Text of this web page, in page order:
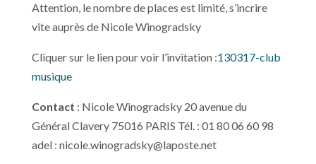
Attention, le nombre de places est limité, s’incrire
vite auprès de Nicole Winogradsky
Cliquer sur le lien pour voir l’invitation :130317-club
musique
Contact : Nicole Winogradsky 20 avenue du
Général Clavery 75016 PARIS Tél. : 01 80 06 60 98
adel : nicole.winogradsky@laposte.net